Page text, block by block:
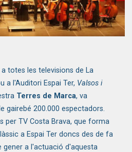
totes les televisions de La
a l'Auditori Espai Ter, Valsos i
Terres de Marca, va
gairebé 200.000 espectadors.
per TV Costa Brava, que forma
a Espai Ter doncs des de fa
gener a l'actuació d'aquesta